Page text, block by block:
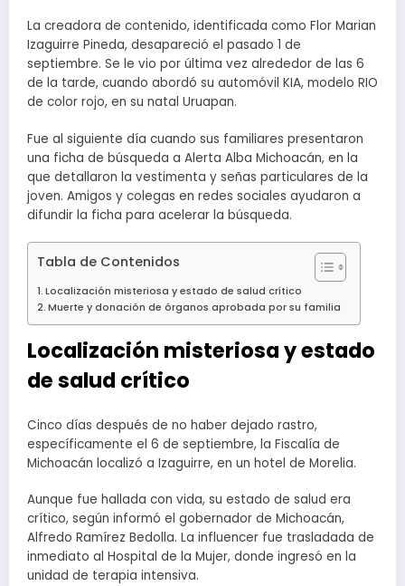
La creadora de contenido, identificada como Flor Marian
Izaguirre Pineda, desapareció el pasado 1 de
septiembre. Se le vio por última vez alrededor de las 6
de la tarde, cuando abordó su automóvil KIA, modelo RIO
de color rojo, en su natal Uruapan.
Fue al siguiente día cuando sus familiares presentaron
una ficha de búsqueda a Alerta Alba Michoacán, en la
que detallaron la vestimenta y señas particulares de la
joven. Amigos y colegas en redes sociales ayudaron a
difundir la ficha para acelerar la búsqueda.
Tabla de Contenidos
Localización misteriosa y estado de salud crítico
Muerte y donación de órganos aprobada por su familia
Localización misteriosa y estado
de salud crítico
Cinco días después de no haber dejado rastro,
específicamente el 6 de septiembre, la Fiscalía de
Michoacán localizó a Izaguirre, en un hotel de Morelia.
Aunque fue hallada con vida, su estado de salud era
crítico, según informó el gobernador de Michoacán,
Alfredo Ramírez Bedolla. La influencer fue trasladada de
inmediato al Hospital de la Mujer, donde ingresó en la
unidad de terapia intensiva.